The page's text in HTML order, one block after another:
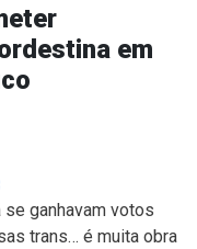
em
ganhavam votos
trans… é muita obra